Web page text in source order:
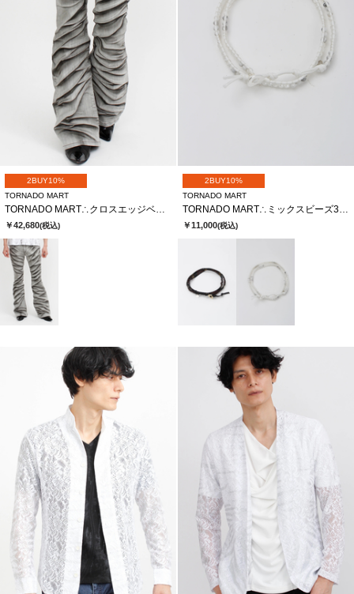
2BUY10%
TORNADO MART
TORNADO MART∴クロスエッジベルボトム
￥42,680(税込)
2BUY10%
TORNADO MART
TORNADO MART∴ミックスビーズ3連ラップブレス
￥11,000(税込)